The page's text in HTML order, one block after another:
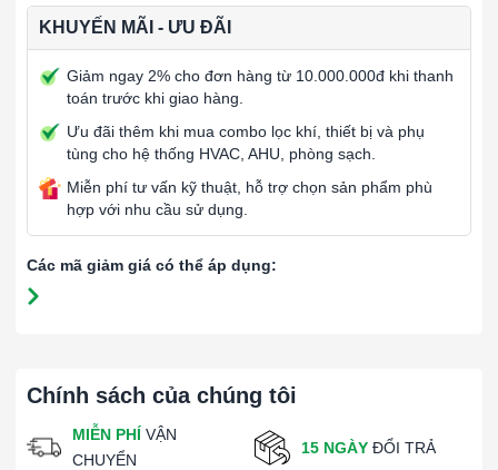
Chính sách của chúng tôi
MIỄN PHÍ VẬN
CHUYỂN
15 NGÀY ĐỔI TRẢ
KHUYẾN MÃI - ƯU ĐÃI
Giảm ngay 2% cho đơn hàng từ 10.000.000đ khi thanh
toán trước khi giao hàng.
Ưu đãi thêm khi mua combo lọc khí, thiết bị và phụ
tùng cho hệ thống HVAC, AHU, phòng sạch.
Miễn phí tư vấn kỹ thuật, hỗ trợ chọn sản phẩm phù
hợp với nhu cầu sử dụng.
Các mã giảm giá có thể áp dụng: